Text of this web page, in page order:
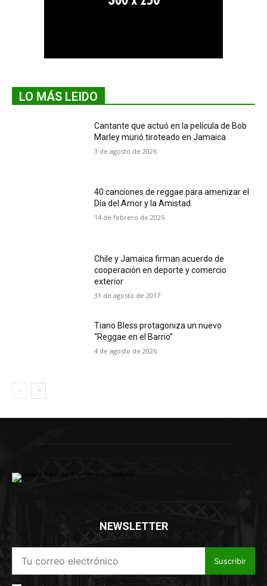
LO MÁS LEIDO
Cantante que actuó en la película de Bob
Marley murió tiroteado en Jamaica
3 de agosto de 2026
40 canciones de reggae para amenizar el
Día del Amor y la Amistad
14 de febrero de 2025
Chile y Jamaica firman acuerdo de
cooperación en deporte y comercio
exterior
31 de agosto de 2017
Tiano Bless protagoniza un nuevo
“Reggae en el Barrio”
4 de agosto de 2026
NEWSLETTER
Suscribir